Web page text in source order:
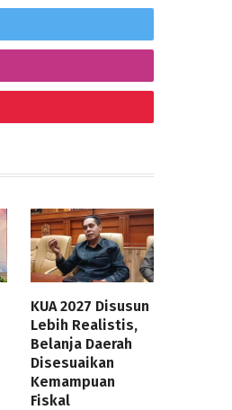
KUA 2027 Disusun
Lebih Realistis,
Belanja Daerah
Disesuaikan
Kemampuan
Fiskal